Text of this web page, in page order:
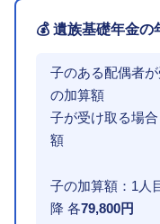
💰 遺族基礎年金の
子のある配偶者が
の加算額
子が受け取る場合
額
子の加算額：1人
降 各79,800円